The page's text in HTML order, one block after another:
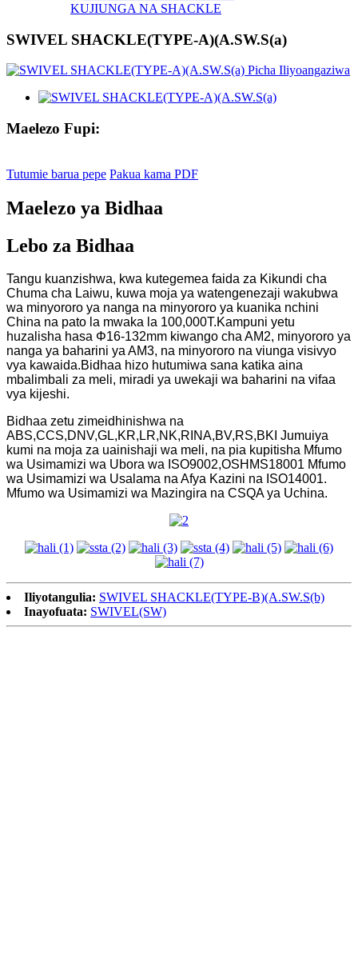
KUJIUNGA NA SHACKLE
SWIVEL SHACKLE(TYPE-A)(A.SW.S(a)
Maelezo Fupi:
Tutumie barua pepe Pakua kama PDF
Maelezo ya Bidhaa
Lebo za Bidhaa
Tangu kuanzishwa, kwa kutegemea faida za Kikundi cha
Chuma cha Laiwu, kuwa moja ya watengenezaji wakubwa
wa minyororo ya nanga na minyororo ya kuanika nchini
China na pato la mwaka la 100,000T.Kampuni yetu
huzalisha hasa Φ16-132mm kiwango cha AM2, minyororo ya
nanga ya baharini ya AM3, na minyororo na viunga visivyo
vya kawaida.Bidhaa hizo hutumiwa sana katika aina
mbalimbali za meli, miradi ya uwekaji wa baharini na vifaa
vya kijeshi.
Bidhaa zetu zimeidhinishwa na
ABS,CCS,DNV,GL,KR,LR,NK,RINA,BV,RS,BKI Jumuiya
kumi na moja za uainishaji wa meli, na pia kupitisha Mfumo
wa Usimamizi wa Ubora wa ISO9002,OSHMS18001 Mfumo
wa Usimamizi wa Usalama na Afya Kazini na ISO14001.
Mfumo wa Usimamizi wa Mazingira na CSQA ya Uchina.
Iliyotangulia: SWIVEL SHACKLE(TYPE-B)(A.SW.S(b)
Inayofuata: SWIVEL(SW)